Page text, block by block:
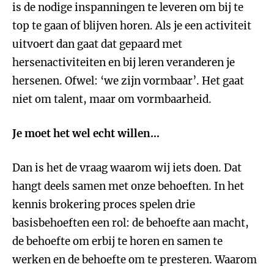
is de nodige inspanningen te leveren om bij te
top te gaan of blijven horen. Als je een activiteit
uitvoert dan gaat dat gepaard met
hersenactiviteiten en bij leren veranderen je
hersenen. Ofwel: ‘we zijn vormbaar’. Het gaat
niet om talent, maar om vormbaarheid.
Je moet het wel echt willen…
Dan is het de vraag waarom wij iets doen. Dat
hangt deels samen met onze behoeften. In het
kennis brokering proces spelen drie
basisbehoeften een rol: de behoefte aan macht,
de behoefte om erbij te horen en samen te
werken en de behoefte om te presteren. Waarom